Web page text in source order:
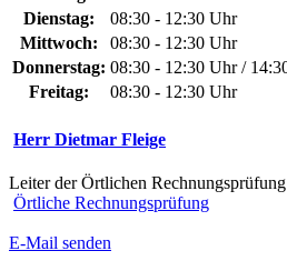
Dienstag:
08:30 - 12:30 Uhr
Mittwoch:
08:30 - 12:30 Uhr
Donnerstag: 08:30 - 12:30 Uhr /
Freitag:
08:30 - 12:30 Uhr
Herr Dietmar Fleige
Leiter der Örtlichen Rechnungsprüfung
Örtliche Rechnungsprüfung
E-Mail senden